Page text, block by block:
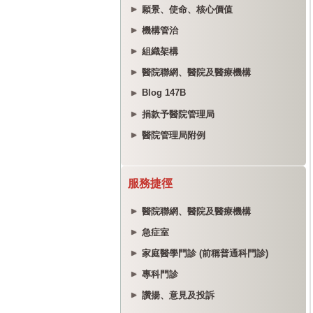
願景、使命、核心價值
機構管治
組織架構
醫院聯網、醫院及醫療機構
Blog 147B
捐款予醫院管理局
醫院管理局附例
服務捷徑
醫院聯網、醫院及醫療機構
急症室
家庭醫學門診 (前稱普通科門診)
專科門診
讚揚、意見及投訴